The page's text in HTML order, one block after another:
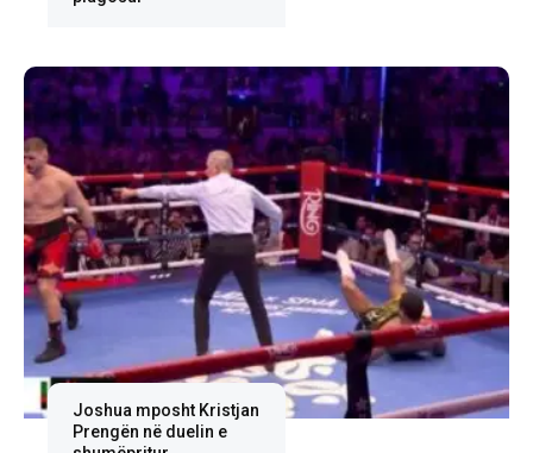
Joshua mposht Kristjan
Prengën në duelin e